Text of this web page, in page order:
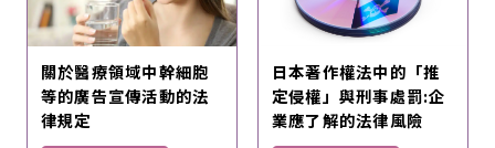
關於醫療領域中幹細胞
等的廣告宣傳活動的法
律規定
日本著作權法中的「推
定侵權」與刑事處罰:企
業應了解的法律風險